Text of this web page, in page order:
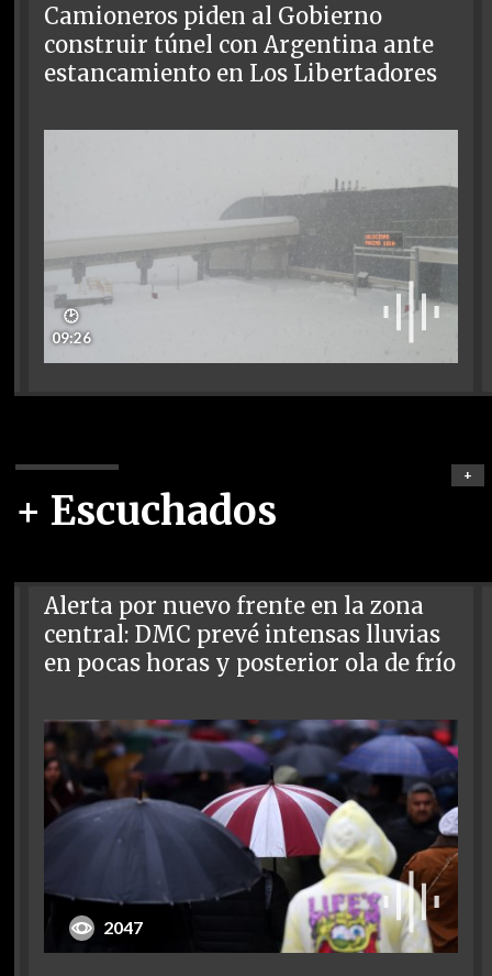
Camioneros piden al Gobierno
construir túnel con Argentina ante
estancamiento en Los Libertadores
🕑
09:26
+ Escuchados
+
Alerta por nuevo frente en la zona
central: DMC prevé intensas lluvias
en pocas horas y posterior ola de frío
2047